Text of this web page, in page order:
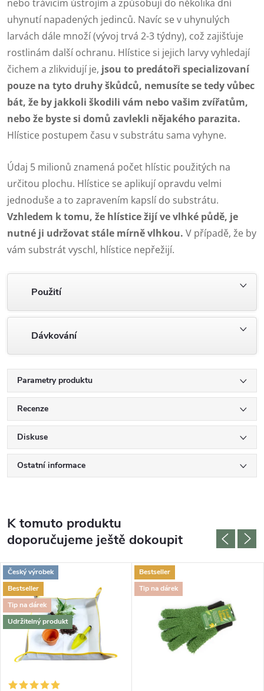
nebo trávicím ústrojím a způsobují do několika dní
uhynutí napadených jedinců. Navíc se v uhynulých
larvách dále množí (vývoj trvá 2-3 týdny), což zajišťuje
rostlinám další ochranu. Hlístice si jejich larvy vyhledají
čichem a zlikvidují je, jsou to predátoři specializovaní
pouze na tyto druhy škůdců, nemusíte se tedy vůbec
bát, že by jakkoli škodili vám nebo vašim zvířatům,
nebo že byste si domů zavlekli nějakého parazita.
Hlístice postupem času v substrátu sama vyhyne.
Údaj 5 milionů znamená počet hlístic použitých na
určitou plochu. Hlístice se aplikují opravdu velmi
jednoduše a to zapravením kapslí do substrátu.
Vzhledem k tomu, že hlístice žijí ve vlhké půdě, je
nutné ji udržovat stále mírně vlhkou. V případě, že by
vám substrát vyschl, hlístice nepřežijí.
Použití
Dávkování
Parametry produktu
Recenze
Diskuse
Ostatní informace
K tomuto produktu
doporučujeme ještě dokoupit
Český výrobek
Bestseller
Tip na dárek
Udržitelný produkt
Bestseller
Tip na dárek